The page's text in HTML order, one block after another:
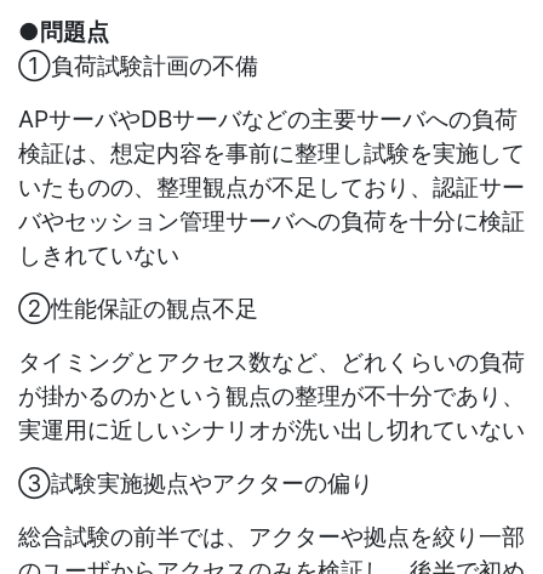
●問題点
①負荷試験計画の不備
APサーバやDBサーバなどの主要サーバへの負荷
検証は、想定内容を事前に整理し試験を実施して
いたものの、整理観点が不足しており、認証サー
バやセッション管理サーバへの負荷を十分に検証
しきれていない
②性能保証の観点不足
タイミングとアクセス数など、どれくらいの負荷
が掛かるのかという観点の整理が不十分であり、
実運用に近しいシナリオが洗い出し切れていない
③試験実施拠点やアクターの偏り
総合試験の前半では、アクターや拠点を絞り一部